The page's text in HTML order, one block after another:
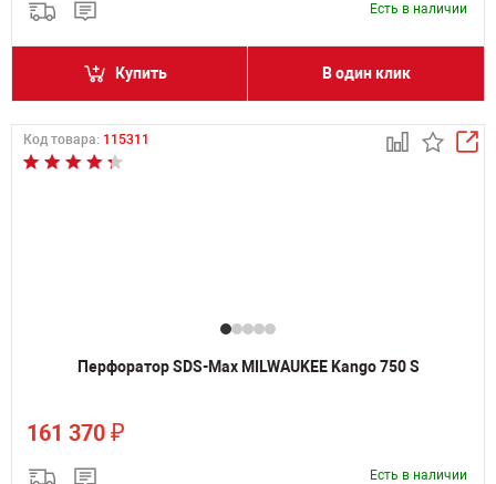
Есть в наличии
Купить В один клик
Код товара: 115311
Перфоратор SDS-Max MILWAUKEE Kango 750 S
161 370 ₽
Есть в наличии